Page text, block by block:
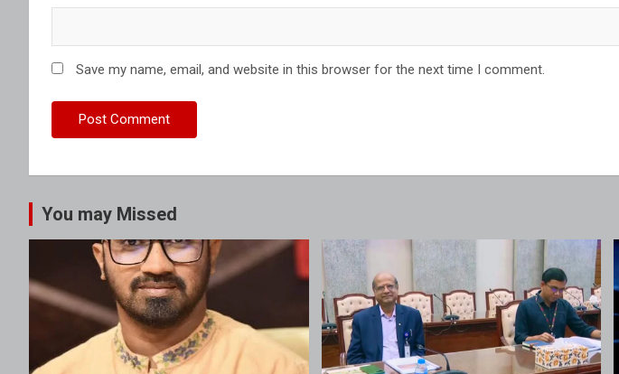
Save my name, email, and website in this browser for the next time I comment.
You may Missed